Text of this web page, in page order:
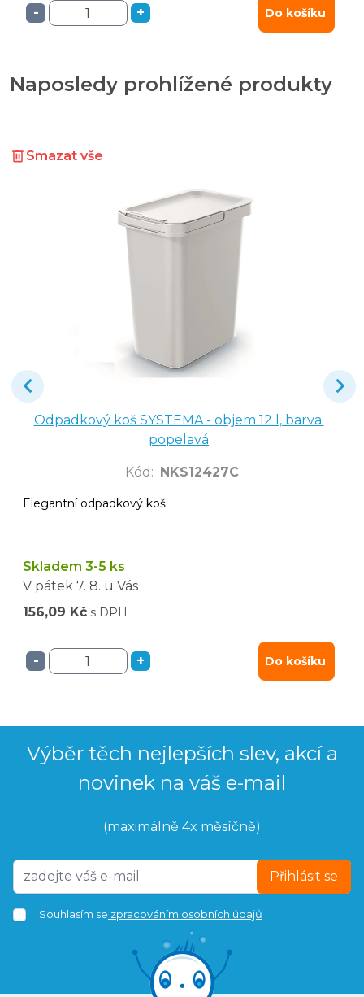
- + Do košíku
Naposledy prohlížené produkty
Smazat vše
Odpadkový koš SYSTEMA - objem 12 l, barva:
popelavá
Kód : NKS12427C
Elegantní odpadkový koš
Skladem 3-5 ks
V pátek 7. 8. u Vás
156,09 Kč s DPH
- + Do košíku
Výběr těch nejlepších slev, akcí a
novinek na váš e-mail
(maximálně 4x měsíčně)
Přihlásit se
Souhlasím se zpracováním osobních údajů